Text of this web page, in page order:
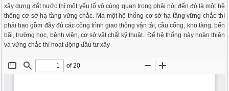
xây dựng đất nước thì một yếu tố vô cùng quan trọng phải nói đến đó là một hệ
thống cơ sở hạ tầng vững chắc. Mà một hệ thống cơ sở hạ tầng vững chắc thì
phải bao gồm đầy đủ các công trình giao thông vận tải, cầu cống, kho tàng, bến
bãi, trường học, bệnh viện, cơ sở vật chất kỹ thuật.. Để hệ thống này hoàn thiện
và vững chắc thì hoạt động đầu tư xây